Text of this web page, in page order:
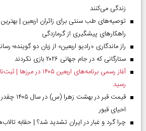
زندگی می‌کنند
توصیه‌های طب سنتی برای زائران اربعین |
راهکارهای پیشگیری از گرمازدگی
راز ماندگاری «رادیو اربعین» از زبان دو گوینده؛
ستارگانی که در جام جهانی ۲۰۲۶ بازی نکردند
رسید
قیمت قبر
احیای قبور
چرا گرد و غبار در ایران تشدید شد؟ | حقابه